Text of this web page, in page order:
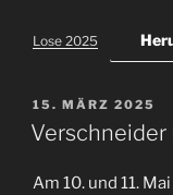
Lose 2025
VERÖFFENTLICHT
AM
15. MÄRZ 2025
Am 10. und 11.